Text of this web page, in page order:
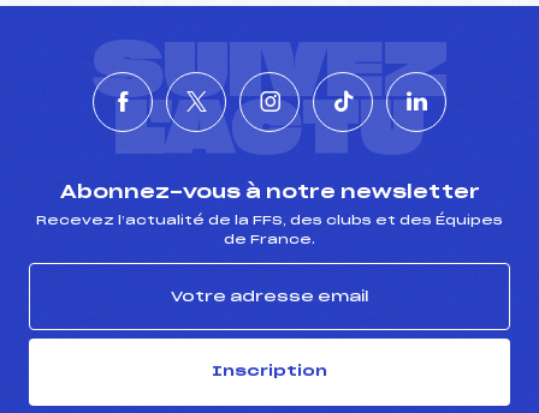
SUIVEZ
L'ACTU
Abonnez-vous à notre newsletter
Recevez l’actualité de la FFS, des clubs et des Équipes
de France.
Inscription